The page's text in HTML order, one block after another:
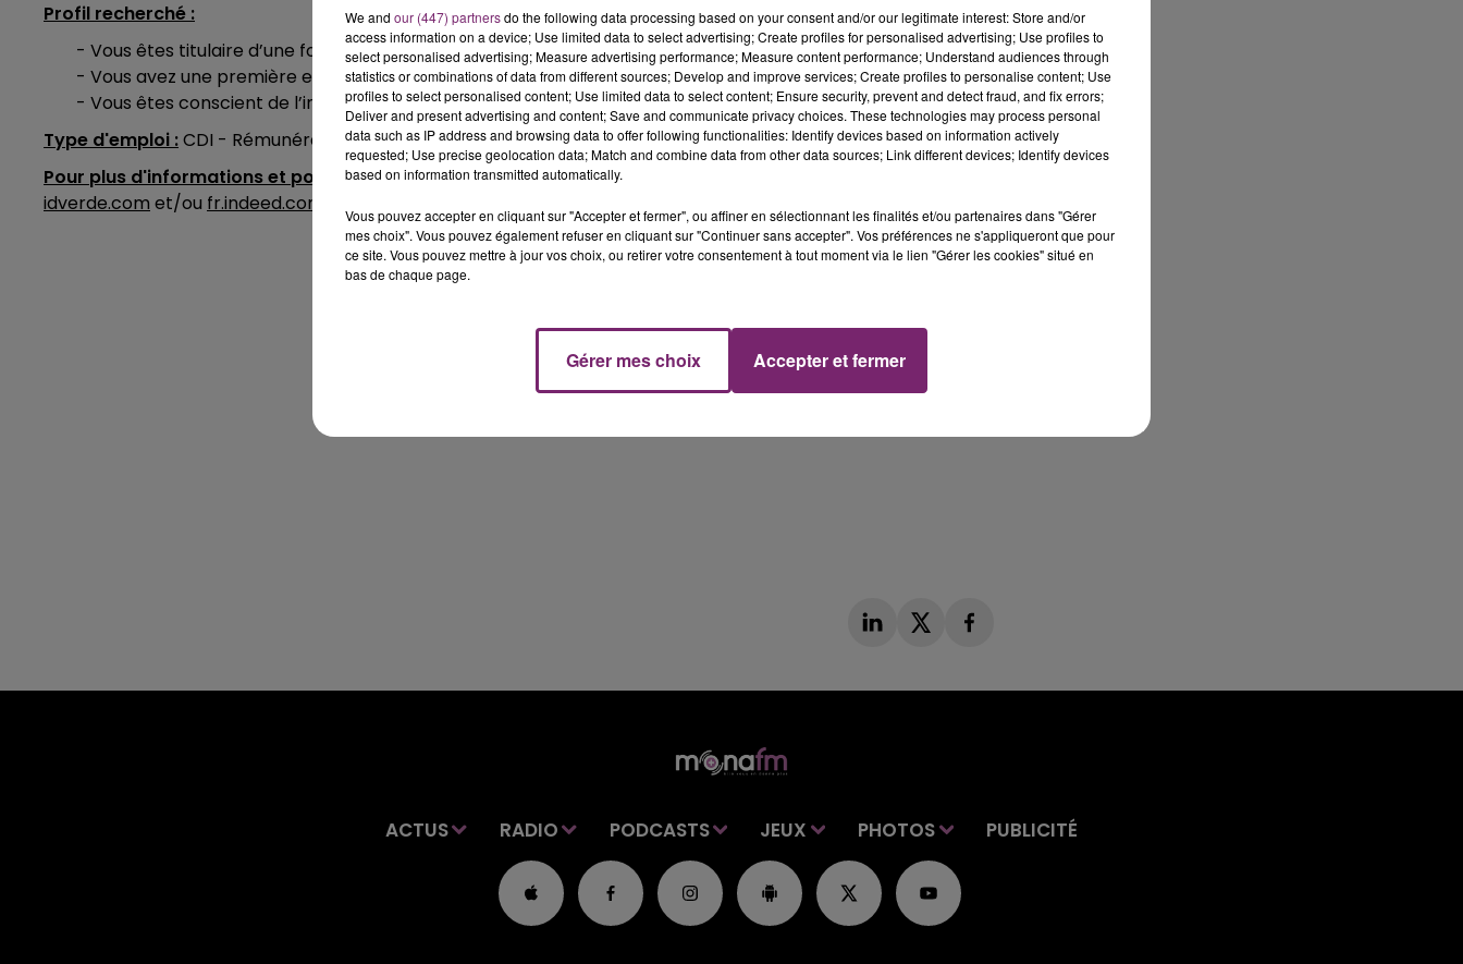
Profil recherché :
- Vous êtes titulaire d’une formation spécialisée, type certificat de spécialisation "Taille & Soins aux arbres".
- Vous avez une première expérience réussie en tant qu’élagueur.
- Vous êtes conscient de l’importance de la sécurité et de la rigueur qu’impose le métier d’élagueur.
Type d'emploi :CDI - Rémunération à négocier selon profil.
Pour plus d'informations et postuler :Rendez-vous sur les siteswww.recrute-
idverde.com et/ou fr.indeed.com
ACTUS RADIO PODCASTS JEUX PHOTOS PUBLICITÉ
We and our (447) partnersdo the following data processing based on your consent and/or our legitimate interest: Store and/or
access information on a device; Use limited data to select advertising; Create profiles for personalised advertising; Use profiles to
select personalised advertising; Measure advertising performance; Measure content performance; Understand audiences through
statistics or combinations of data from different sources; Develop and improve services; Create profiles to personalise content; Use
profiles to select personalised content; Use limited data to select content; Ensure security, prevent and detect fraud, and fix errors;
Deliver and present advertising and content; Save and communicate privacy choices. These technologies may process personal
data such as IP address and browsing data to offer following functionalities: Identify devices based on information actively
requested; Use precise geolocation data; Match and combine data from other data sources; Link different devices; Identify devices
based on information transmitted automatically.
Vous pouvez accepter en cliquant sur "Accepter et fermer", ou affiner en sélectionnant les finalités et/ou partenaires dans "Gérer
mes choix". Vous pouvez également refuser en cliquant sur "Continuer sans accepter". Vos préférences ne s'appliqueront que pour
ce site. Vous pouvez mettre à jour vos choix, ou retirer votre consentement à tout moment via le lien "Gérer les cookies" situé en
bas de chaque page.
Gérer mes choix Accepter et fermer